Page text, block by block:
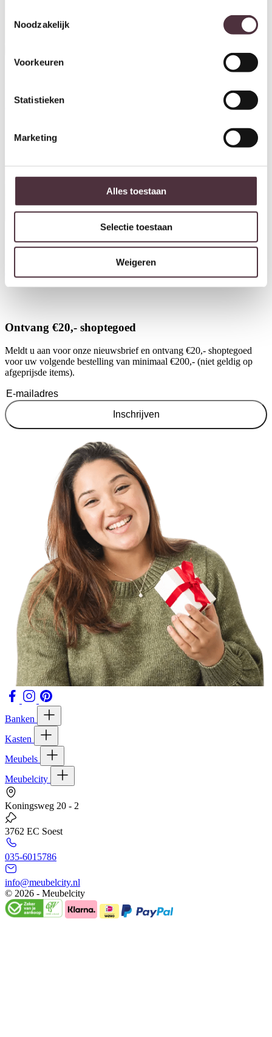
Noodzakelijk
Voorkeuren
Statistieken
Marketing
Alles toestaan
Selectie toestaan
Weigeren
230cm
289,00
Livingfurn salontafel Patrice
50cm
Ontvang €20,- shoptegoed
Meldt u aan voor onze nieuwsbrief en ontvang €20,- shoptegoed
voor uw volgende bestelling van minimaal €200,- (niet geldig op
afgeprijsde items).
Inschrijven
Banken
Kasten
Meubels
Meubelcity
Koningsweg 20 - 2
3762 EC Soest
035-6015786
info@meubelcity.nl
© 2026 - Meubelcity